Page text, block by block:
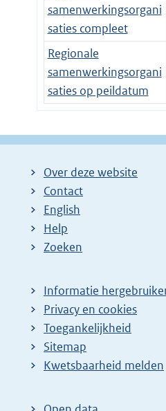
samenwerkingsorgani
saties compleet
Regionale
samenwerkingsorgani
saties op peildatum
Over deze website
Contact
English
Help
Zoeken
Informatie
Privacy en cookies
Toegankelijkheid
Sitemap
E
t
Kwetsbaarheid melden